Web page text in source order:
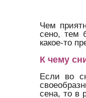
Чем
сено, тем
какое-то
К чему
Если во
сена, то в